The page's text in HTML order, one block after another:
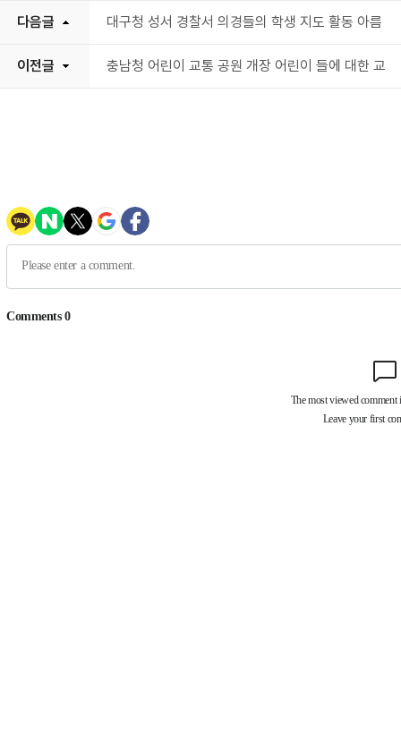
다음글 대구청 성서 경찰서 의경들의 학생 지도 활동 아름
이전글 충남청 어린이 교통 공원 개장 어린이 들에 대한 교